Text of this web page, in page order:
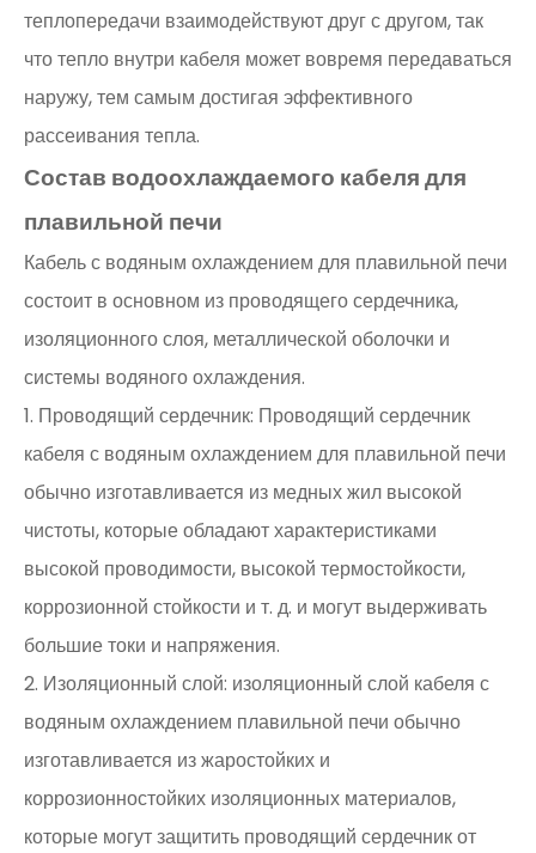
теплопередачи взаимодействуют друг с другом, так
что тепло внутри кабеля может вовремя передаваться
наружу, тем самым достигая эффективного
рассеивания тепла.
Состав водоохлаждаемого кабеля для
плавильной печи
Кабель с водяным охлаждением для плавильной печи
состоит в основном из проводящего сердечника,
изоляционного слоя, металлической оболочки и
системы водяного охлаждения.
1. Проводящий сердечник: Проводящий сердечник
кабеля с водяным охлаждением для плавильной печи
обычно изготавливается из медных жил высокой
чистоты, которые обладают характеристиками
высокой проводимости, высокой термостойкости,
коррозионной стойкости и т. д. и могут выдерживать
большие токи и напряжения.
2. Изоляционный слой: изоляционный слой кабеля с
водяным охлаждением плавильной печи обычно
изготавливается из жаростойких и
коррозионностойких изоляционных материалов,
которые могут защитить проводящий сердечник от